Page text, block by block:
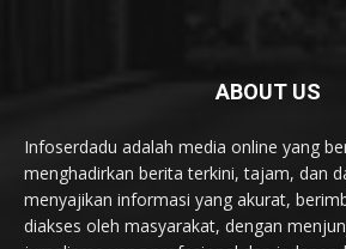
ABOUT US
Infoserdadu adalah media online yang
menghadirkan berita terkini, tajam, dan
menyajikan informasi yang akurat,
diakses oleh masyarakat, dengan